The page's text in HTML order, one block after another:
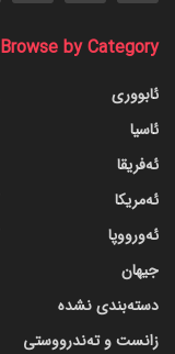
Browse by Category
ئابووری
ئاسیا
ئەفریقا
ئەمریکا
ئەورووپا
جیهان
دسته‌بندی نشده
زانست و تەندرووستی